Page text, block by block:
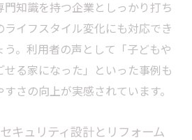
門知識を持つ企業としっかり打ち
イフスタイル変化にも対応でき
う。利用者の声として「子どもや
せる家になった」といった事例も
さの向上が実感されています。
キュリティ設計とリフォーム